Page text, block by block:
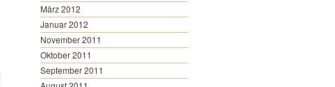
März 2012
Januar 2012
November 2011
Oktober 2011
September 2011